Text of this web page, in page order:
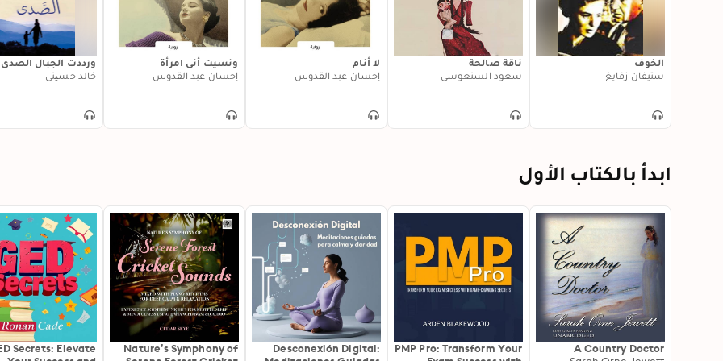
الخوف
ستيفان زفايغ
ناقة صالحة
سعود السنعوسي
لا أنام
إحسان عبد القدوس
ونسيت أني امرأة
إحسان عبد القدوس
ورددت الجبال الصدى
خالد حسیني
ابدأ بالكتاب الأول
A Country Doctor
PMP Pro: Transform Your
Desconexión Digital:
Nature’s Symphony of
Secrets: Elevate